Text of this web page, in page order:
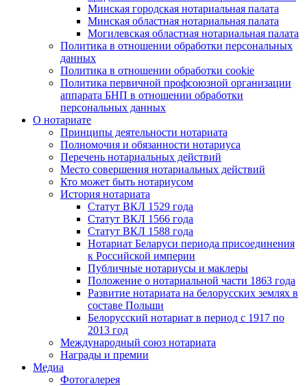
Минская городская нотариальная палата
Минская областная нотариальная палата
Могилевская областная нотариальная палата
Политика в отношении обработки персональных
данных
Политика в отношении обработки cookie
Политика первичной профсоюзной организации
аппарата БНП в отношении обработки
персональных данных
О нотариате
Принципы деятельности нотариата
Полномочия и обязанности нотариуса
Перечень нотариальных действий
Место совершения нотариальных действий
Кто может быть нотариусом
История нотариата
Статут ВКЛ 1529 года
Статут ВКЛ 1566 года
Статут ВКЛ 1588 года
Нотариат Беларуси периода присоединения
к Российской империи
Публичные нотариусы и маклеры
Положение о нотариальной части 1863 года
Развитие нотариата на белорусских землях в
составе Польши
Белорусский нотариат в период с 1917 по
2013 год
Международный союз нотариата
Награды и премии
Медиа
Фотогалерея